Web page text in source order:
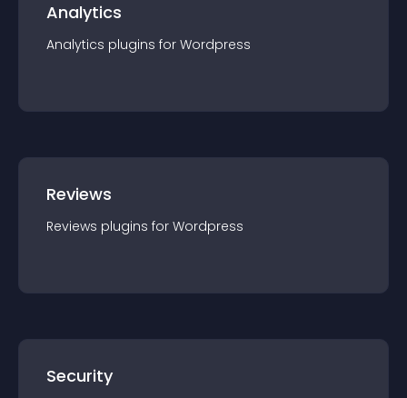
Analytics
Analytics plugins for Wordpress
Reviews
Reviews plugins for Wordpress
Security